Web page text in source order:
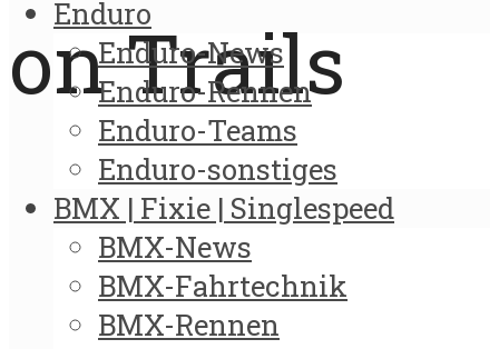
on Trails
Enduro
Enduro-News
Enduro-Rennen
Enduro-Teams
Enduro-sonstiges
BMX | Fixie | Singlespeed
BMX-News
BMX-Fahrtechnik
BMX-Rennen